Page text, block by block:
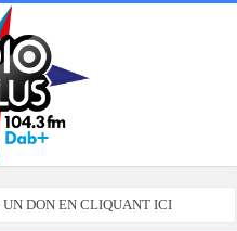
DON EN CLIQUANT ICI